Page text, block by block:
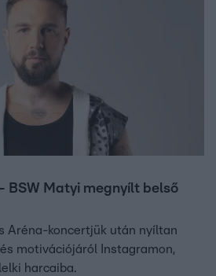
BSW Matyi megnyílt belső
Aréna-koncertjük után nyíltan
motivációjáról Instagramon,
harcaiba.